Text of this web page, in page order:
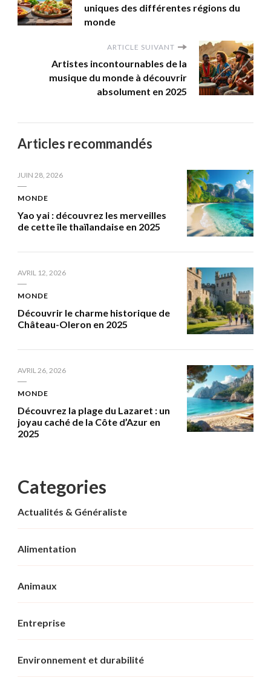
uniques des différentes régions du
monde
ARTICLE SUIVANT
Artistes incontournables de la
musique du monde à découvrir
absolument en 2025
Articles recommandés
JUIN 28, 2026
MONDE
Yao yai : découvrez les merveilles
de cette île thaïlandaise en 2025
AVRIL 12, 2026
MONDE
Découvrir le charme historique de
Château-Oleron en 2025
AVRIL 26, 2026
MONDE
Découvrez la plage du Lazaret : un
joyau caché de la Côte d’Azur en
2025
Categories
Actualités & Généraliste
Alimentation
Animaux
Entreprise
Environnement et durabilité